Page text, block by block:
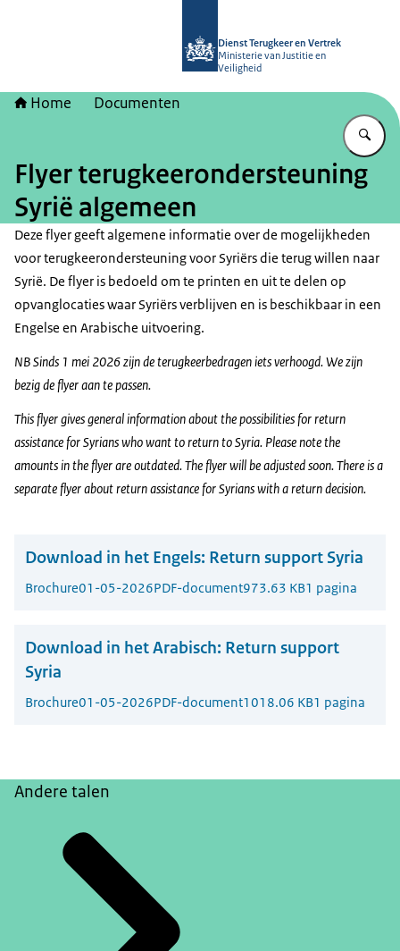
Dienst Terugkeer en Vertrek
Ministerie van Justitie en
Veiligheid
Home Documenten
Flyer terugkeerondersteuning
Syrië algemeen
Deze flyer geeft algemene informatie over de mogelijkheden
voor terugkeerondersteuning voor Syriërs die terug willen naar
Syrië. De flyer is bedoeld om te printen en uit te delen op
opvanglocaties waar Syriërs verblijven en is beschikbaar in een
Engelse en Arabische uitvoering.
NB Sinds 1 mei 2026 zijn de terugkeerbedragen iets verhoogd. We zijn
bezig de flyer aan te passen.
This flyer gives general information about the possibilities for return
assistance for Syrians who want to return to Syria. Please note the
amounts in the flyer are outdated. The flyer will be adjusted soon. There is a
separate flyer about return assistance for Syrians with a return decision.
Download in het Engels: Return support Syria
Brochure01-05-2026PDF-document973.63 KB1 pagina
Download in het Arabisch: Return support
Syria
Brochure01-05-2026PDF-document1018.06 KB1 pagina
Andere talen